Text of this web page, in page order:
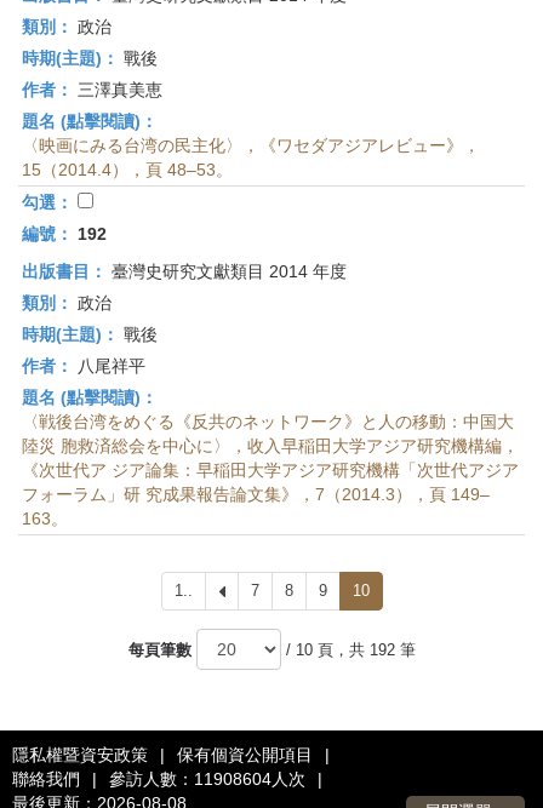
類別： 政治
時期(主題)： 戰後
作者：
三澤真美恵
題名 (點擊閱讀)：
〈映画にみる台湾の民主化〉，《ワセダアジアレビュー》，
15（2014.4），頁 48–53。
勾選：
編號：
192
出版書目： 臺灣史研究文獻類目 2014 年度
類別： 政治
時期(主題)： 戰後
作者：
八尾祥平
題名 (點擊閱讀)：
〈戦後台湾をめぐる《反共のネットワーク》と人の移動：中国大
陸災 胞救済総会を中心に〉，收入早稲田大学アジア研究機構編，
《次世代ア ジア論集：早稲田大学アジア研究機構「次世代アジア
フォーラム」研 究成果報告論文集》，7（2014.3），頁 149–
163。
1..
上
一
頁
7 8 9 10
每頁筆數 / 10 頁，共 192 筆
隱私權暨資安政策 | 保有個資公開項目
|
聯絡我們
| 參訪人數：11908604人次
|
最後更新：2026-08-08